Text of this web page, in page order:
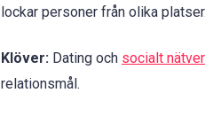
lockar personer från olika platser.
Klöver: Dating och socialt
relationsmål.